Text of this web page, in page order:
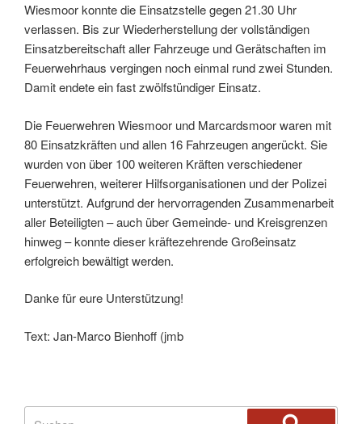
Wiesmoor konnte die Einsatzstelle gegen 21.30 Uhr
verlassen. Bis zur Wiederherstellung der vollständigen
Einsatzbereitschaft aller Fahrzeuge und Gerätschaften im
Feuerwehrhaus vergingen noch einmal rund zwei Stunden.
Damit endete ein fast zwölfstündiger Einsatz.
Die Feuerwehren Wiesmoor und Marcardsmoor waren mit
80 Einsatzkräften und allen 16 Fahrzeugen angerückt. Sie
wurden von über 100 weiteren Kräften verschiedener
Feuerwehren, weiterer Hilfsorganisationen und der Polizei
unterstützt. Aufgrund der hervorragenden Zusammenarbeit
aller Beteiligten – auch über Gemeinde- und Kreisgrenzen
hinweg – konnte dieser kräftezehrende Großeinsatz
erfolgreich bewältigt werden.
Danke für eure Unterstützung!
Text: Jan-Marco Bienhoff (jmb